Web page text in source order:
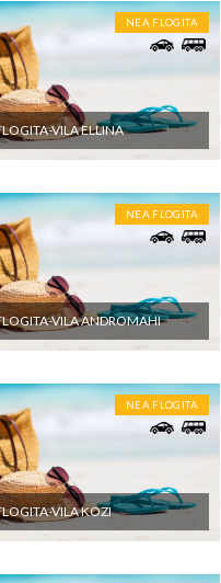
boravišna taksa. Cena
- Međunarodno putno
na upit) - Individualne i
putnik, a nisu
i u toku boravka u
NEA FLOGITA
VILA ELLINA
NEA FLOGITA
VILA ANDROMAHI
NEA FLOGITA
VILA KOZI